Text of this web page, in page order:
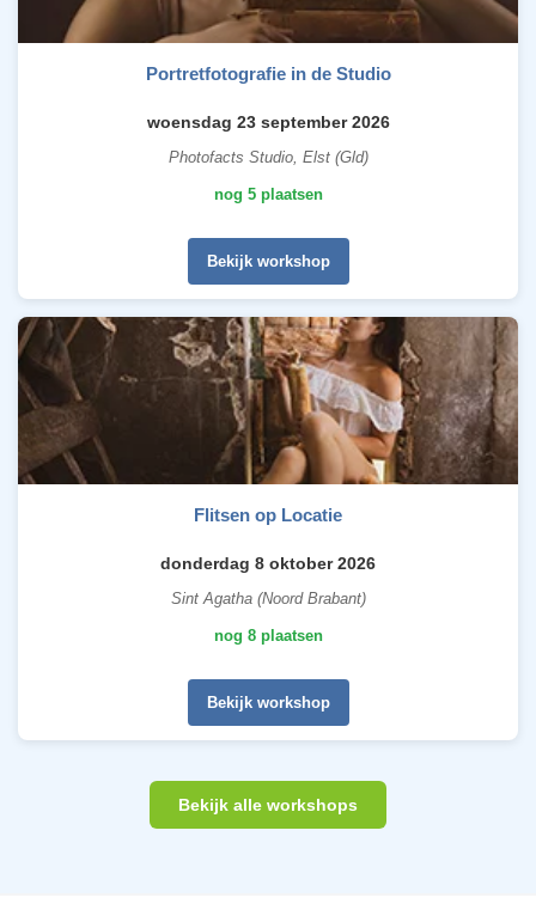
Portretfotografie in de Studio
woensdag 23 september 2026
Photofacts Studio, Elst (Gld)
nog 5 plaatsen
Bekijk workshop
Flitsen op Locatie
donderdag 8 oktober 2026
Sint Agatha (Noord Brabant)
nog 8 plaatsen
Bekijk workshop
Bekijk alle workshops